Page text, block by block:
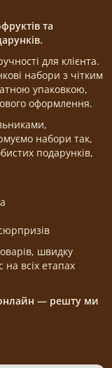
та
для клієнта.
набори з чітким
упаковкою,
оформлення.
набори так,
подарунків,
швидку
на всіх етапах
онлайн — решту ми